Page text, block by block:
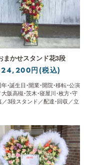
まかせスタンド花3段
24,200円(税込)
・誕生日・開業・開院・移転・公演
阪高槻・茨木・寝屋川・枚方・守
／3段スタンド／配達・回収／立